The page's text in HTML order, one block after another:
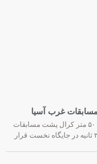
هومر عباسی، شناگر تیم ملی ایران، در دور مقدماتی ماده ۵۰ متر کرال پشت مسابقات